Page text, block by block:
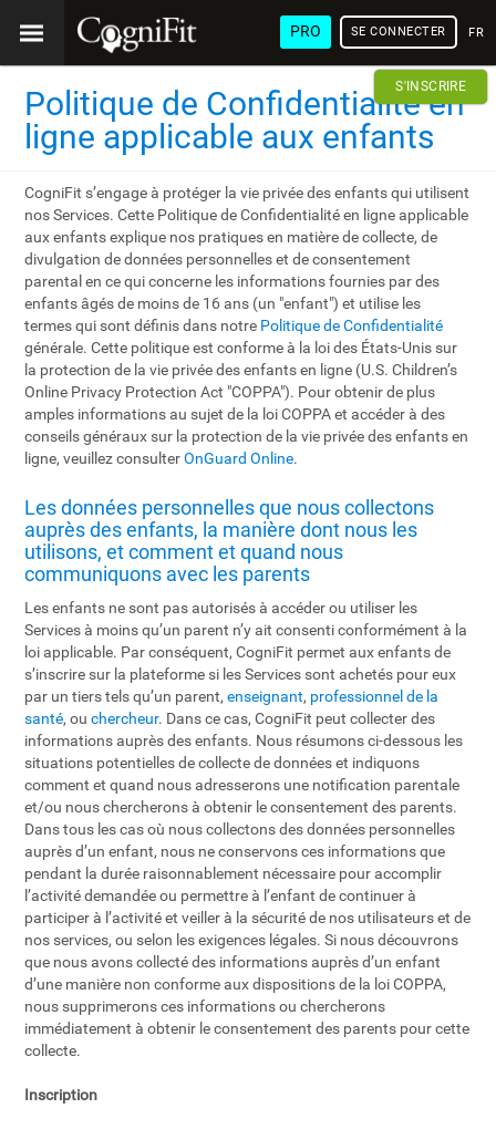
PRO SE CONNECTER
S'INSCRIRE
Politique de Confidentialité en
ligne applicable aux enfants
CogniFit s’engage à protéger la vie privée des enfants qui utilisent
nos Services. Cette Politique de Confidentialité en ligne applicable
aux enfants explique nos pratiques en matière de collecte, de
divulgation de données personnelles et de consentement
parental en ce qui concerne les informations fournies par des
enfants âgés de moins de 16 ans (un "enfant") et utilise les
termes qui sont définis dans notre Politique de Confidentialité
générale. Cette politique est conforme à la loi des États-Unis sur
la protection de la vie privée des enfants en ligne (U.S. Children’s
Online Privacy Protection Act "COPPA"). Pour obtenir de plus
amples informations au sujet de la loi COPPA et accéder à des
conseils généraux sur la protection de la vie privée des enfants en
ligne, veuillez consulterOnGuard Online.
Les données personnelles que nous collectons
auprès des enfants, la manière dont nous les
utilisons, et comment et quand nous
communiquons avec les parents
Les enfants ne sont pas autorisés à accéder ou utiliser les
Services à moins qu’un parent n’y ait consenti conformément à la
loi applicable. Par conséquent, CogniFit permet aux enfants de
s’inscrire sur la plateforme si les Services sont achetés pour eux
par un tiers tels qu’un parent,enseignant, professionnel de la
santé, ouchercheur. Dans ce cas, CogniFit peut collecter des
informations auprès des enfants. Nous résumons ci-dessous les
situations potentielles de collecte de données et indiquons
comment et quand nous adresserons une notification parentale
et/ou nous chercherons à obtenir le consentement des parents.
Dans tous les cas où nous collectons des données personnelles
auprès d’un enfant, nous ne conservons ces informations que
pendant la durée raisonnablement nécessaire pour accomplir
l’activité demandée ou permettre à l’enfant de continuer à
participer à l’activité et veiller à la sécurité de nos utilisateurs et de
nos services, ou selon les exigences légales. Si nous découvrons
que nous avons collecté des informations auprès d’un enfant
d’une manière non conforme aux dispositions de la loi COPPA,
nous supprimerons ces informations ou chercherons
immédiatement à obtenir le consentement des parents pour cette
collecte.
Inscription